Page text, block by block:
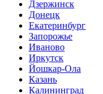
Дзержинск
Донецк
Екатеринбург
Запорожье
Иваново
Иркутск
Йошкар-Ола
Казань
Калининград